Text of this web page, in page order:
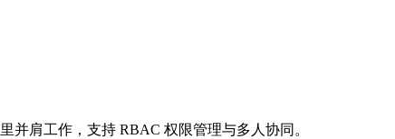
并肩工作，支持 RBAC 权限管理与多人协同。